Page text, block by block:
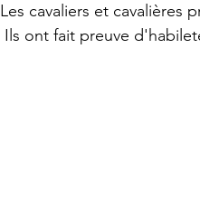
Les cavaliers et cavalières
Ils ont fait preuve